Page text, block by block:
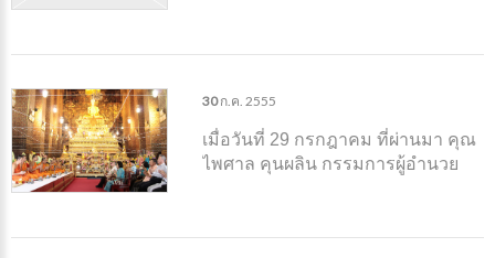
30 ก.ค. 2555
เมื่อวันที่ 29 กรกฎาคม ที่ผ่านมา คุณ
ไพศาล คุนผลิน กรรมการผู้อำนวย
หน้าที่บริษัทไทยพัฒนาประกันภั